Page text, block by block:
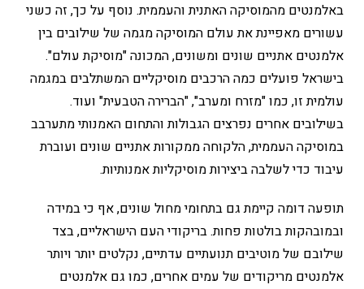
באלמנטים מהמוסיקה האתנית והעממית. נוסף על כך, זה כשני
עשורים מאפיינת את עולם המוסיקה מגמה של שילובים בין
אלמנטים אתניים שונים ומשונים, המכונה "מוסיקת עולם".
בישראל פועלים כמה הרכבים מוסיקליים המשתלבים במגמה
עולמית זו, כמו "מזרח ומערב", "הברירה הטבעית" ועוד.
בשילובים אחרים נפרצים הגבולות והתחום האמנותי מתערבב
במוסיקה העממית, הלקוחה ממקורות אתניים שונים ועוברת
עיבוד כדי לשלבה ביצירות מוסיקליות אמנותיות.
תופעה דומה קיימת גם בתחומי מחול שונים, אף כי במידה
ובמובהקות בולטות פחות. בריקודי העם הישראליים, בצד
שילובם של מוטיבים תנועתיים עדתיים, נקלטים יותר ויותר
אלמנטים מריקודים של עמים אחרים, כמו גם אלמנטים